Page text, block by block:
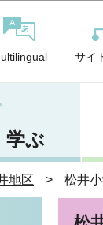
サイ
学ぶ
地区 松井